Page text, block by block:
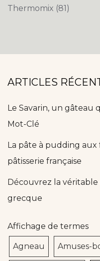
Thermomix (81)
ARTICLES
Le Savarin, un gâteau
Mot-Clé
La pâte à pudding
pâtisserie française
Découvrez la
grecque
Affichage de termes
Agneau Amuses-